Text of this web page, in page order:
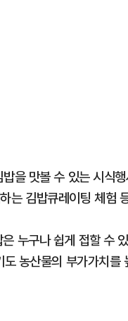
을 맛볼 수 있는 시식
는 김밥큐레이팅 체험
누구나 쉽게 접할 수
농산물의 부가가치